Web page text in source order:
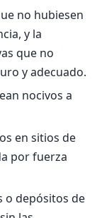
no hubiesen
y la
que no
y adecuado.
nocivos a
en sitios de
por fuerza
o depósitos de